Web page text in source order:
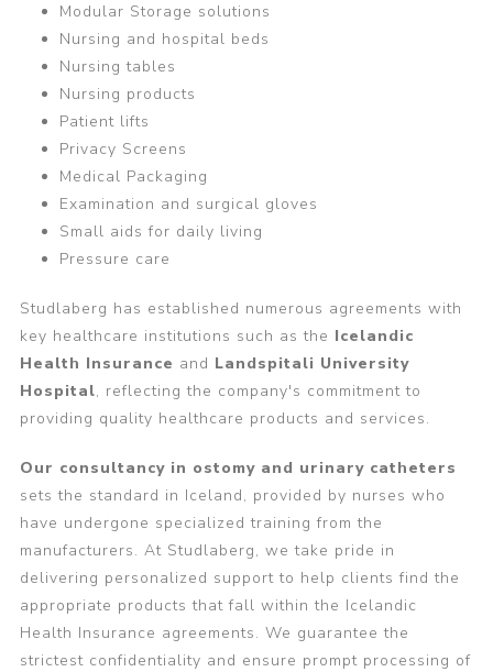
Modular Storage solutions
Nursing and hospital beds
Nursing tables
Nursing products
Patient lifts
Privacy Screens
Medical Packaging
Examination and surgical gloves
Small aids for daily living
Pressure care
Studlaberg has established numerous agreements with
key healthcare institutions such as the Icelandic
Health Insurance and Landspitali University
Hospital, reflecting the company's commitment to
providing quality healthcare products and services.
Our consultancy in ostomy and urinary catheters
sets the standard in Iceland, provided by nurses who
have undergone specialized training from the
manufacturers. At Studlaberg, we take pride in
delivering personalized support to help clients find the
appropriate products that fall within the Icelandic
Health Insurance agreements. We guarantee the
strictest confidentiality and ensure prompt processing of